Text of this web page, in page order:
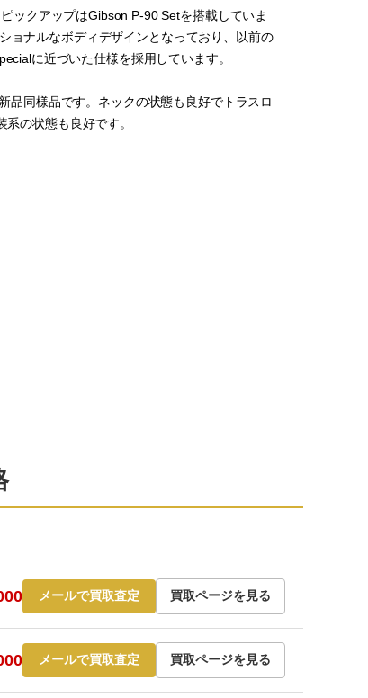
ックアップはGibson P-90 Setを搭載していま
ョナルなボディデザインとなっており、以前の
に近づいた仕様を採用しています。
品同様品です。ネックの状態も良好でトラスロ
の状態も良好です。
メールで買取査定 買取ページを見る
メールで買取査定 買取ページを見る